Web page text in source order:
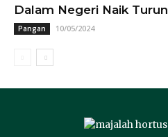
Dalam Negeri Naik Turun
Pangan 10/05/2024